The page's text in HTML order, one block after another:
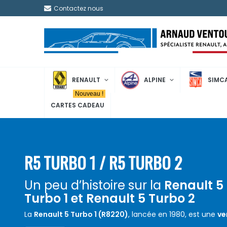
Contactez nous
RENAULT ALPINE
CARTES CADEAU
Nouveau !
R5 TURBO 1 / R5 TURBO 2
Un peu d’histoire sur la Renault 5
Turbo 1 et Renault 5 Turbo 2
La Renault 5 Turbo 1 (R8220), lancée en 1980, est une
sportivede la